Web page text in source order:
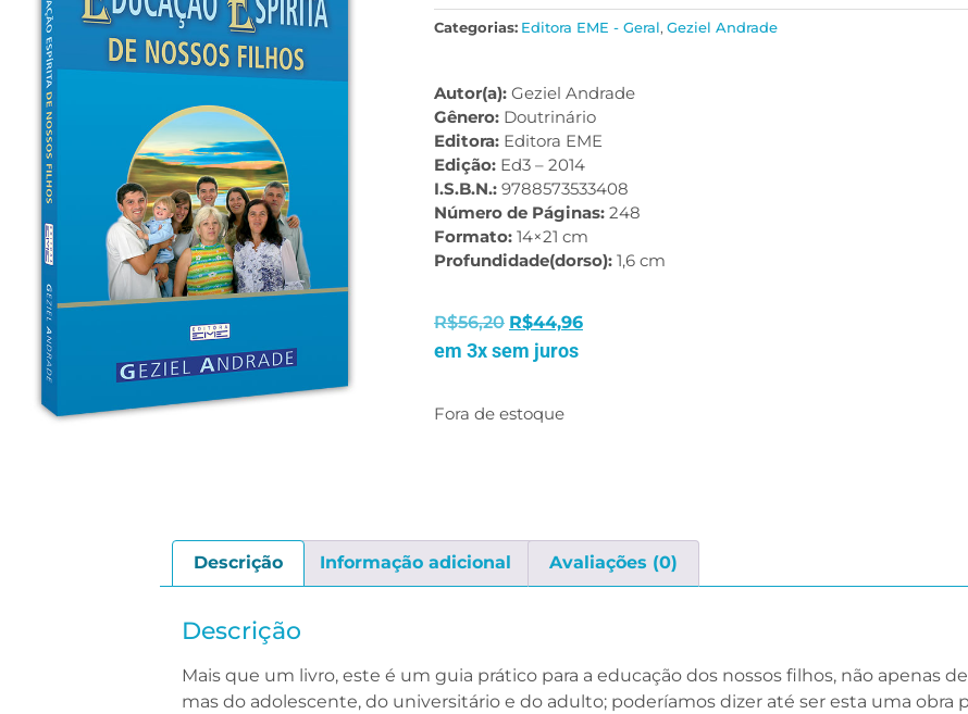
Categorias: Editora EME - Geral, Geziel Andrade
Autor(a): Geziel Andrade
Gênero: Doutrinário
Editora: Editora EME
Edição: Ed3 – 2014
I.S.B.N.: 9788573533408
Número de Páginas: 248
Formato: 14×21 cm
Profundidade(dorso): 1,6 cm
R$56,20 R$44,96
em 3x sem juros
Fora de estoque
Descrição Informação adicional Avaliações (0)
Descrição
Mais que um livro, este é um guia prático para a educação dos nossos filhos, não apenas
mas do adolescente, do universitário e do adulto; poderíamos dizer até ser esta uma obra